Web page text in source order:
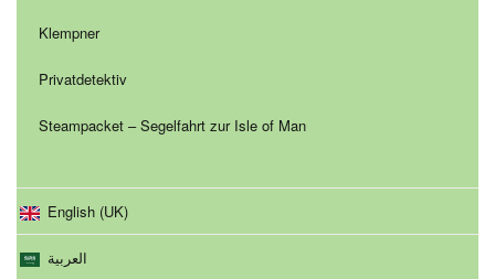
Klempner
Privatdetektiv
Steampacket – Segelfahrt zur Isle of Man
English (UK)
العربية